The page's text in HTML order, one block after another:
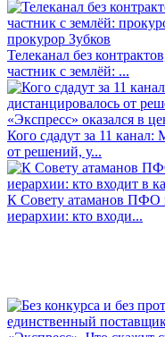
Телеканал без
частник с землёй: ...
Кого сдадут за 11
от решений, у...
К Совету атаманов ПФО
иерархии: кто входи...